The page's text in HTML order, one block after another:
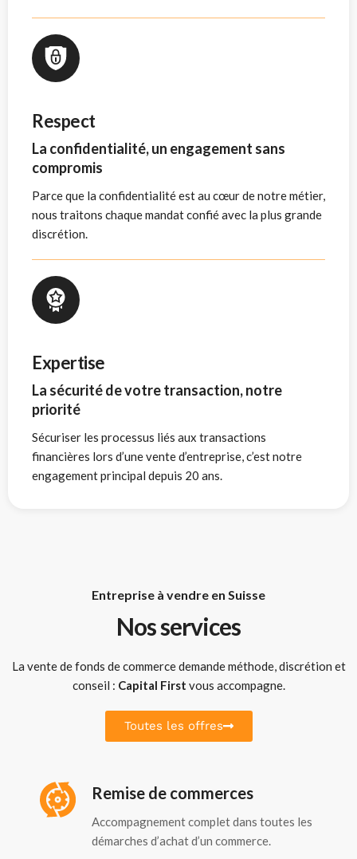
Respect
La confidentialité, un engagement sans
compromis
Parce que la confidentialité est au cœur de notre métier,
nous traitons chaque mandat confié avec la plus grande
discrétion.
Expertise
La sécurité de votre transaction, notre
priorité
Sécuriser les processus liés aux transactions
financières lors d’une vente d’entreprise, c’est notre
engagement principal depuis 20 ans.
Entreprise à vendre en Suisse
Nos services
La vente de fonds de commerce demande méthode, discrétion et
conseil : Capital First vous accompagne.
Toutes les offres
Remise de commerces
Accompagnement complet dans toutes les
démarches d’achat d’un commerce.